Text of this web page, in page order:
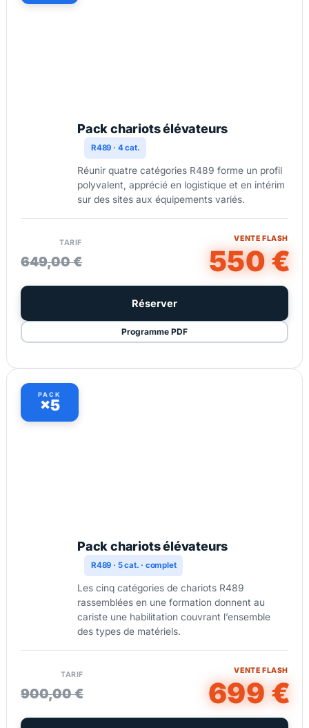
Pack chariots élévateurs
R489 · 4 cat.
Réunir quatre catégories R489 forme un profil
polyvalent, apprécié en logistique et en intérim
sur des sites aux équipements variés.
TARIF
649,00 €
VENTE FLASH
550 €
Réserver
Programme PDF
PACK
×5
Pack chariots élévateurs
R489 · 5 cat. · complet
Les cinq catégories de chariots R489
rassemblées en une formation donnent au
cariste une habilitation couvrant l’ensemble
des types de matériels.
TARIF
900,00 €
VENTE FLASH
699 €